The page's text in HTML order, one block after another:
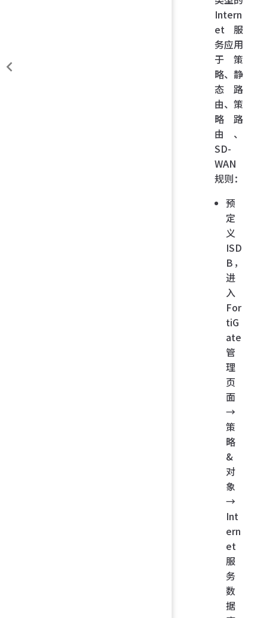
Intern
et 服
务应用
于策
略、静
态路
由、策
略路
由、
SD-
WAN
规则：
预
定
义
ISD
B，
进
入
For
tiG
ate
管
理
页
面
→
策
略
&
对
象
→
Int
ern
et
服
务
数
据